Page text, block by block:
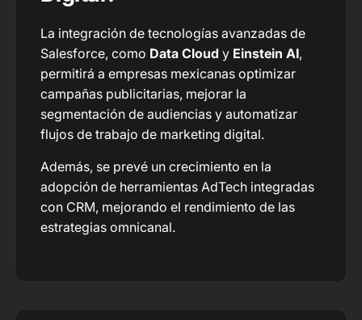
La integración de tecnologías avanzadas de
Salesforce, como Data Cloud y Einstein AI,
permitirá a empresas mexicanas optimizar
campañas publicitarias, mejorar la
segmentación de audiencias y automatizar
flujos de trabajo de marketing digital.
Además, se prevé un crecimiento en la
adopción de herramientas AdTech integradas
con CRM, mejorando el rendimiento de las
estrategias omnicanal.